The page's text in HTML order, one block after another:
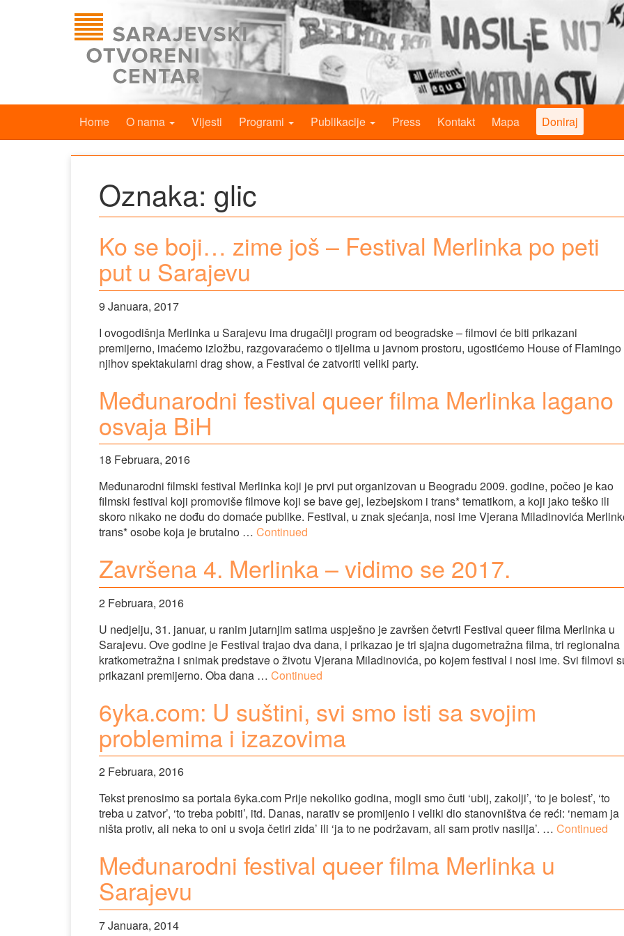
Home O nama Vijesti Programi Publikacije Press Kontakt Mapa Doniraj
Oznaka: glic
Ko se boji… zime još – Festival Merlinka po peti
put u Sarajevu
9 Januara, 2017
I ovogodišnja Merlinka u Sarajevu ima drugačiji program od beogradske – filmovi će biti prikazani
premijerno, imaćemo izložbu, razgovaraćemo o tijelima u javnom prostoru, ugostićemo House of Flamingo
njihov spektakularni drag show, a Festival će zatvoriti veliki party.
Međunarodni festival queer filma Merlinka lagano
osvaja BiH
18 Februara, 2016
Međunarodni filmski festival Merlinka koji je prvi put organizovan u Beogradu 2009. godine, počeo je kao
filmski festival koji promoviše filmove koji se bave gej, lezbejskom i trans* tematikom, a koji jako teško ili
skoro nikako ne dođu do domaće publike. Festival, u znak sjećanja, nosi ime Vjerana Miladinovića
trans* osobe koja je brutalno … Continued
Završena 4. Merlinka – vidimo se 2017.
2 Februara, 2016
U nedjelju, 31. januar, u ranim jutarnjim satima uspješno je završen četvrti Festival queer filma Merlinka u
Sarajevu. Ove godine je Festival trajao dva dana, i prikazao je tri sjajna dugometražna filma, tri regionalna
kratkometražna i snimak predstave o životu Vjerana Miladinovića, po kojem festival i nosi ime. Svi filmovi
prikazani premijerno. Oba dana … Continued
6yka.com: U suštini, svi smo isti sa svojim
problemima i izazovima
2 Februara, 2016
Tekst prenosimo sa portala 6yka.com Prije nekoliko godina, mogli smo čuti ‘ubij, zakolji’, ‘to je bolest’, ‘to
treba u zatvor’, ‘to treba pobiti’, itd. Danas, narativ se promijenio i veliki dio stanovništva će reći: ‘nemam ja
ništa protiv, ali neka to oni u svoja četiri zida’ ili ‘ja to ne podržavam, ali sam protiv nasilja’. … Continued
Međunarodni festival queer filma Merlinka u
Sarajevu
7 Januara, 2014